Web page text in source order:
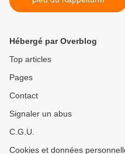
Hébergé par Overblog
Top articles
Pages
Contact
Signaler un abus
C.G.U.
Cookies et données